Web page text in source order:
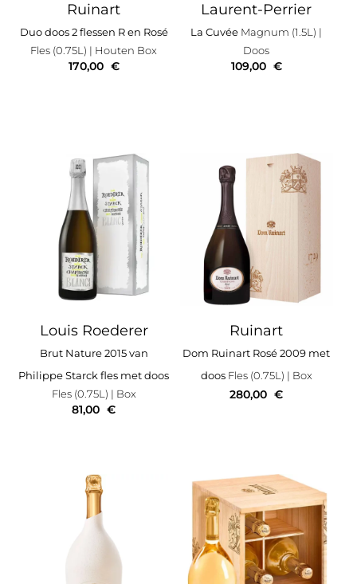
Ruinart
Duo doos 2 flessen R en Rosé
Fles (0.75L) | Houten Box
170,00 €
Laurent-Perrier
La Cuvée Magnum (1.5L) |
Doos
109,00 €
Louis Roederer
Brut Nature 2015 van
Philippe Starck fles met doos
Fles (0.75L) | Box
81,00 €
Ruinart
Dom Ruinart Rosé 2009 met
doosFles (0.75L) | Box
280,00 €